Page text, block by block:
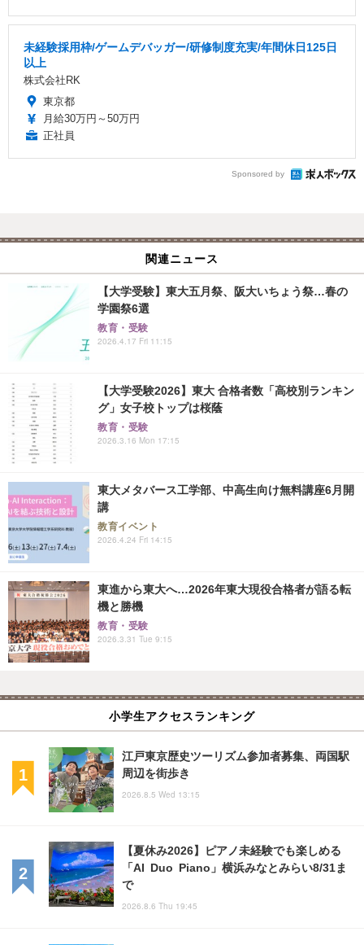
未経験採用枠/ゲームデバッガー/研修制度充実/年間休日125日
以上
株式会社RK
東京都
月給30万円～50万円
正社員
Sponsored by
関連ニュース
【大学受験】東大五月祭、阪大いちょう祭…春の
学園祭6選
教育・受験
2026.4.17 Fri 11:15
【大学受験2026】東大 合格者数「高校別ランキン
グ」女子校トップは桜蔭
教育・受験
2026.3.16 Mon 17:15
東大メタバース工学部、中高生向け無料講座6月開
講
教育イベント
2026.4.24 Fri 14:15
東進から東大へ…2026年東大現役合格者が語る転
機と勝機
教育・受験
2026.3.31 Tue 9:15
小学生アクセスランキング
江戸東京歴史ツーリズム参加者募集、両国駅
周辺を街歩き
2026.8.5 Wed 13:15
【夏休み2026】ピアノ未経験でも楽しめる
「AI Duo Piano」横浜みなとみらい8/31ま
で
2026.8.6 Thu 19:45